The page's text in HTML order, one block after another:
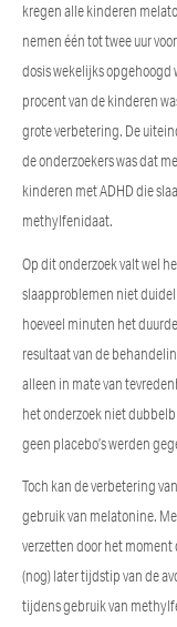
kregen alle kinderen
nemen één tot twee uur
dosis wekelijks opgehoogd
procent van de kinderen
grote verbetering. De
de onderzoekers was dat
kinderen met ADHD die
methylfenidaat.
Op dit onderzoek valt wel
slaapproblemen niet
hoeveel minuten het
resultaat van de
alleen in mate van
het onderzoek niet
geen placebo’s werden
Toch kan de verbetering
gebruik van melatonine.
verzetten door het
(nog) later tijdstip van de
tijdens gebruik van